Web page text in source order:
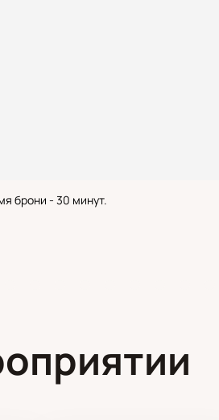
брони - 30 минут.